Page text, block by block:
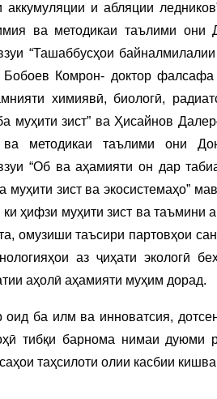
и абляции
ва методикаи таълими они
“Ташаббусҳои
Комрон- доктор
химиявӣ, биологӣ,
муҳити зист” ва Ҳисайнов
ва методикаи таълими они
“Об ва аҳамияти он дар
муҳити зист ва экосистемаҳо”
ҳифзи муҳити зист ва таъмини
омузиши таъсири партовҳои
аз ҷиҳати экологӣ
аҳолӣ аҳамияти муҳим дорад.
оид ба илм ва инноватсия,
тибқи барнома нимаи дуюми
таҳсилоти олии касбии